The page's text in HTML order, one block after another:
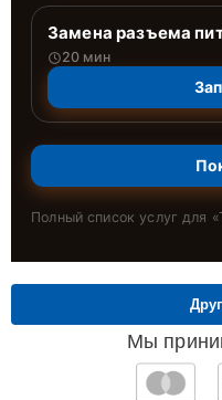
Замена разъема
20 мин
Полный список услуг для «
Мы